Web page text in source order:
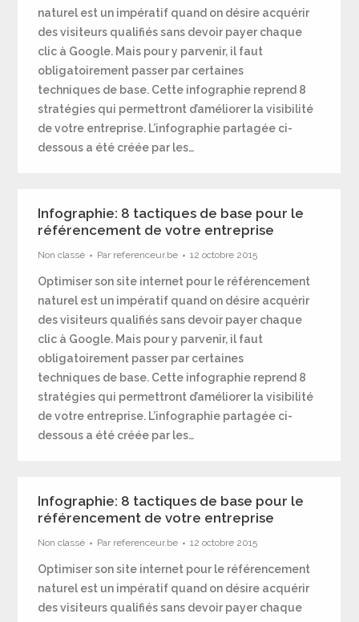
naturel est un impératif quand on désire acquérir
des visiteurs qualifiés sans devoir payer chaque
clic à Google. Mais pour y parvenir, il faut
obligatoirement passer par certaines
techniques de base. Cette infographie reprend 8
stratégies qui permettront d’améliorer la visibilité
de votre entreprise. L’infographie partagée ci-
dessous a été créée par les…
Infographie: 8 tactiques de base pour le
référencement de votre entreprise
Non classé Par referenceur.be 12 octobre 2015
Optimiser son site internet pour le référencement
naturel est un impératif quand on désire acquérir
des visiteurs qualifiés sans devoir payer chaque
clic à Google. Mais pour y parvenir, il faut
obligatoirement passer par certaines
techniques de base. Cette infographie reprend 8
stratégies qui permettront d’améliorer la visibilité
de votre entreprise. L’infographie partagée ci-
dessous a été créée par les…
Infographie: 8 tactiques de base pour le
référencement de votre entreprise
Non classé Par referenceur.be 12 octobre 2015
Optimiser son site internet pour le référencement
naturel est un impératif quand on désire acquérir
des visiteurs qualifiés sans devoir payer chaque